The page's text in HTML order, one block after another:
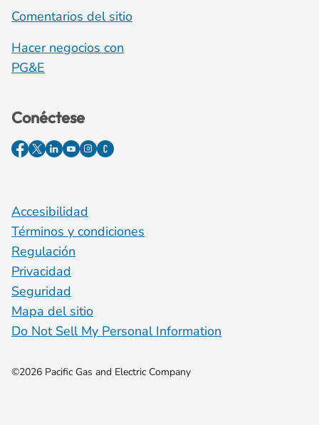
Comentarios del sitio
Hacer negocios con
PG&E
Conéctese
Accesibilidad
Términos y condiciones
Regulación
Privacidad
Seguridad
Mapa del sitio
Do Not Sell My Personal Information
©2026 Pacific Gas and Electric Company